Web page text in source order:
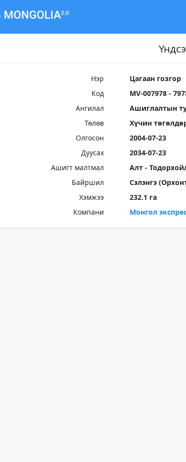
Нэр
Цагаан гозгор
Код
MV-007978 -
Ангилал
Ашиглалтын
Төлөв
Хүчин
Олгосон
2004-07-23
Дуусах
2034-07-23
Ашигт малтмал
Алт -
Байршил
Сэлэнгэ
Хэмжээ
232.1 га
Компани
Монгол